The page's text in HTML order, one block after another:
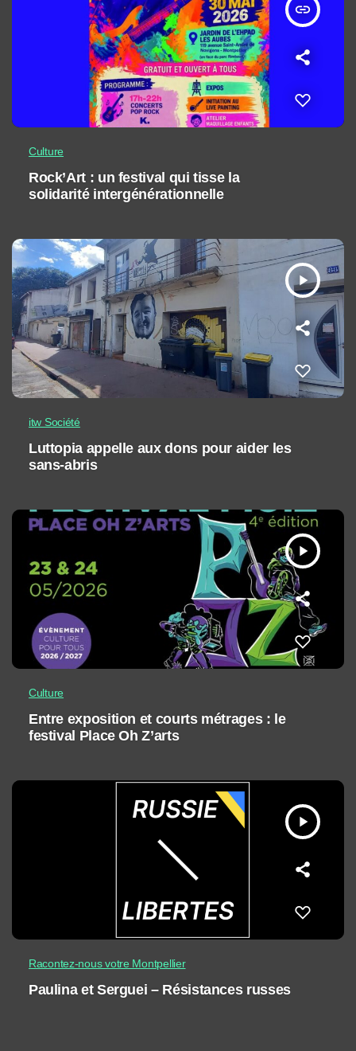
insert_link
Culture
Rock’Art : un festival qui tisse la
solidarité intergénérationnelle
play_arrow
itw Société
Luttopia appelle aux dons pour aider les
sans-abris
play_arrow
Culture
Entre exposition et courts métrages : le
festival Place Oh Z’arts
play_arrow
Racontez-nous votre Montpellier
Paulina et Serguei – Résistances russes